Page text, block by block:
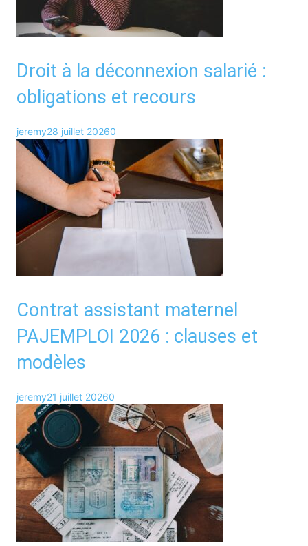
Droit à la déconnexion salarié :
obligations et recours
jeremy28 juillet 20260
Contrat assistant maternel
PAJEMPLOI 2026 : clauses et
modèles
jeremy21 juillet 20260